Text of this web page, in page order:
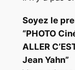
Soyez le
“PHOTO
ALLER
Jean Yahn”